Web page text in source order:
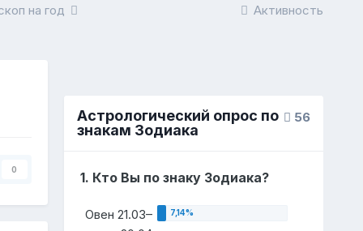
Активность
на год
0
56
Астрологический опрос по
знакам Зодиака
1. Кто Вы по знаку Зодиака?
Овен 21.03–